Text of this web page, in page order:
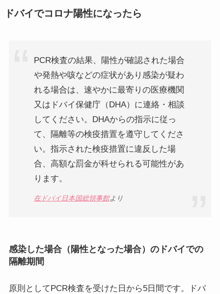
ドバイでコロナ陽性になったら
PCR検査の結果、陽性が確認された場合
や発熱や咳などの症状があり感染が疑わ
れる場合は、速やかに最寄りの医療機関
又はドバイ保健庁（DHA）に連絡・相談
してください。DHAからの指示に従っ
て、隔離等の検疫措置を遵守してくださ
い。指示された検疫措置に違反した場
合、高額な罰金が科せられる可能性があ
ります。
在ドバイ日本国総領事館より
感染した場合（陽性となった場合）のドバイでの
隔離期間
原則としてPCR検査を受けた日から5日間です。ドバ